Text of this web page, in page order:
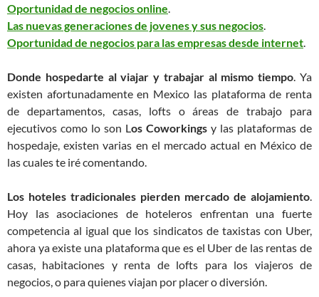
Oportunidad de negocios online
Las nuevas generaciones de jovenes y sus negocios
Oportunidad de negocios para las empresas desde internet
Donde hospedarte al viajar y trabajar al mismo tiempo . Ya
existen afortunadamente en Mexico las plataforma de renta
de departamentos, casas, lofts o áreas de trabajo para
ejecutivos como lo son L os Coworkings y las plataformas de
hospedaje, existen varias en el mercado actual en México de
las cuales te iré comentando.
Los hoteles tradicionales pierden mercado de alojamiento
Hoy las asociaciones de hoteleros enfrentan una fuerte
competencia al igual que los sindicatos de taxistas con Uber,
ahora ya existe una plataforma que es el Uber de las rentas de
casas, habitaciones y renta de lofts para los viajeros de
negocios, o para quienes viajan por placer o diversión.